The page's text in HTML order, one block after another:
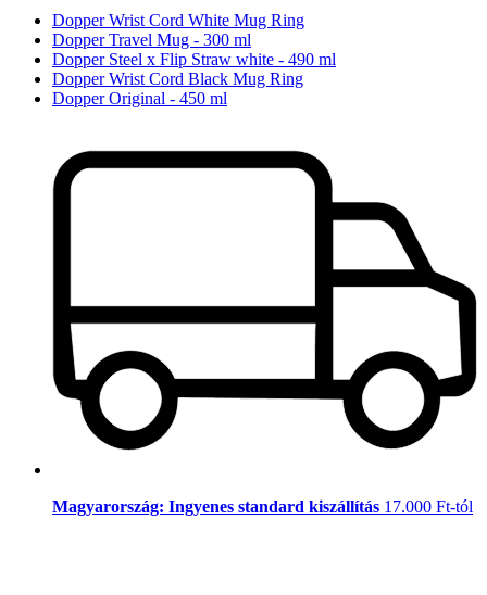
Dopper Wrist Cord White Mug Ring
Dopper Travel Mug - 300 ml
Dopper Steel x Flip Straw white - 490 ml
Dopper Wrist Cord Black Mug Ring
Dopper Original - 450 ml
Magyarország: Ingyenes standard kiszállítás 17.000 Ft-tól